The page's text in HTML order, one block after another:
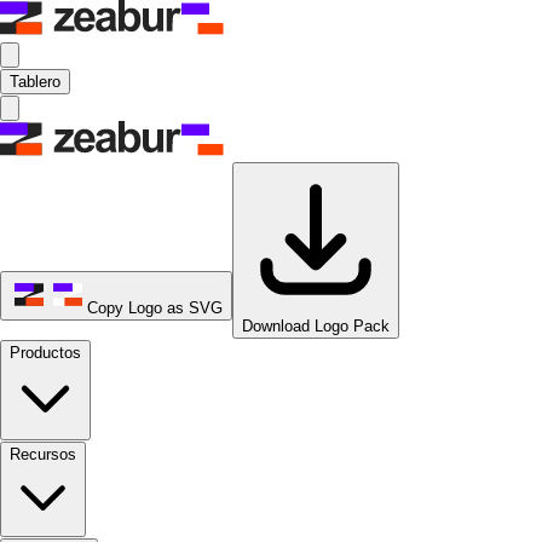
Tablero
Copy Logo as SVG
Download Logo Pack
Productos
Recursos